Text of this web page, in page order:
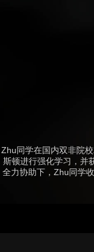
Zhu同学在国内双非院
斯顿进行强化学习，并
全力协助下，Zhu同学